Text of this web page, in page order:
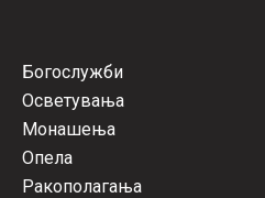
Богослужби
Осветувања
Монашења
Опела
Ракополагања